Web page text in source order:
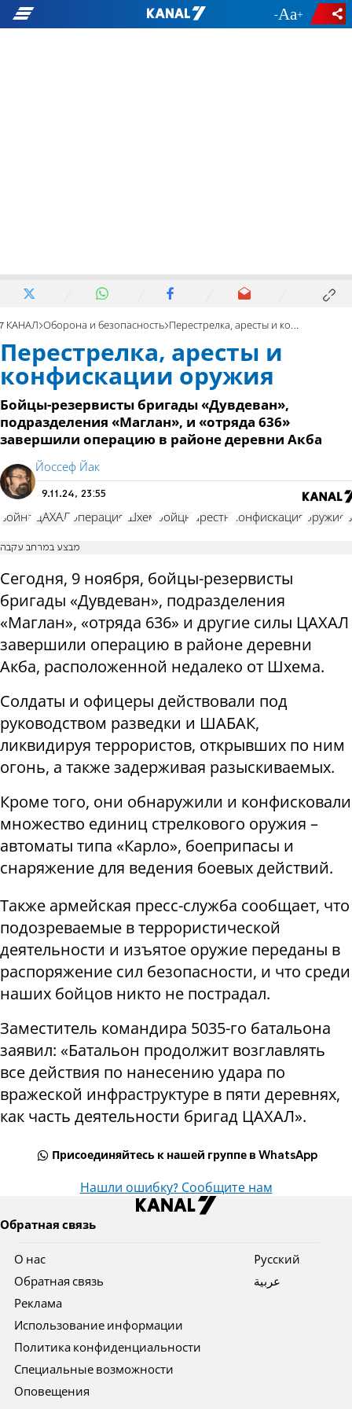
- +
7 КАНАЛ Оборона и безопасность Перестрелка, аресты и конфискации оружия
Перестрелка, аресты и
конфискации оружия
Бойцы-резервисты бригады «Дувдеван»,
подразделения «Маглан», и «отряда 636»
завершили операцию в районе деревни Акба
Йоссеф Йак
9.11.24, 23:55
война ЦАХАЛ операция Шхем бойцы аресты конфискация оружие
מבצע במרחב עקבה
Сегодня, 9 ноября, бойцы-резервисты
бригады «Дувдеван», подразделения
«Маглан», «отряда 636» и другие силы ЦАХАЛ
завершили операцию в районе деревни
Акба, расположенной недалеко от Шхема.
Солдаты и офицеры действовали под
руководством разведки и ШАБАК,
ликвидируя террористов, открывших по ним
огонь, а также задерживая разыскиваемых.
Кроме того, они обнаружили и конфисковали
множество единиц стрелкового оружия –
автоматы типа «Карло», боеприпасы и
снаряжение для ведения боевых действий.
Также армейская пресс-служба сообщает, что
подозреваемые в террористической
деятельности и изъятое оружие переданы в
распоряжение сил безопасности, и что среди
наших бойцов никто не пострадал.
Заместитель командира 5035-го батальона
заявил: «Батальон продолжит возглавлять
все действия по нанесению удара по
вражеской инфраструктуре в пяти деревнях,
как часть деятельности бригад ЦАХАЛ».
Присоединяйтесь к нашей группе в WhatsApp
Нашли ошибку? Сообщите нам
Обратная связь
О нас
Обратная связь
Реклама
Использование информации
Политика конфиденциальности
Специальные возможности
Оповещения
Pусский
عربية